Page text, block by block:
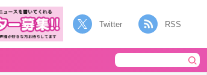
Twitter RSS